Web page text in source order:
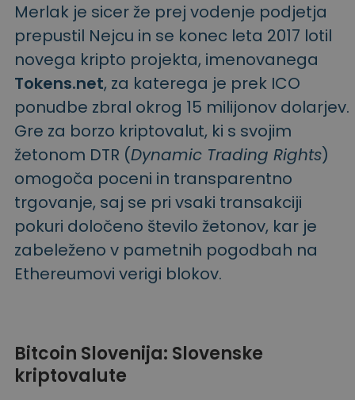
Merlak je sicer že prej vodenje podjetja
prepustil Nejcu in se konec leta 2017 lotil
novega kripto projekta, imenovanega
Tokens.net, za katerega je prek ICO
ponudbe zbral okrog 15 milijonov dolarjev.
Gre za borzo kriptovalut, ki s svojim
žetonom DTR (Dynamic Trading Rights)
omogoča poceni in transparentno
trgovanje, saj se pri vsaki transakciji
pokuri določeno število žetonov, kar je
zabeleženo v pametnih pogodbah na
Ethereumovi verigi blokov.
Bitcoin Slovenija: Slovenske
kriptovalute